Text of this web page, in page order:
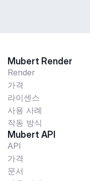
Mubert Render
Render
가격
라이센스
사용 사례
작동 방식
Mubert API
API
가격
문서